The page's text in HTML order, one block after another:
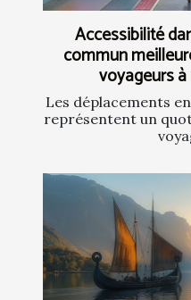
Accessibilité
commun
voyageurs
Les déplacements
représentent un